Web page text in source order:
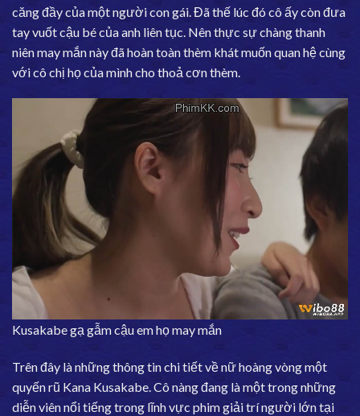
căng đầy của một người con gái. Đã thế lúc đó cô ấy còn đưa
tay vuốt cậu bé của anh liên tục. Nên thực sự chàng thanh
niên may mắn này đã hoàn toàn thèm khát muốn quan hệ cùng
với cô chị họ của mình cho thoả cơn thèm.
Kusakabe gạ gẫm cậu em họ may mắn
Trên đây là những thông tin chi tiết về nữ hoàng vòng một
quyến rũ Kana Kusakabe. Cô nàng đang là một trong những
diễn viên nổi tiếng trong lĩnh vực phim giải trí người lớn tại